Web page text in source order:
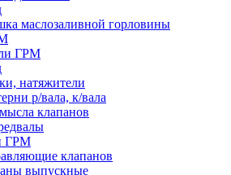
маслозаливной горловины
ГРМ
натяжители
р/вала, к/вала
клапанов
ГРМ
клапанов
выпускные